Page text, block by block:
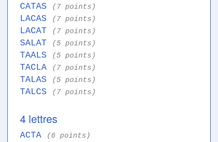
CATAS (7 points)
LACAS (7 points)
LACAT (7 points)
SALAT (5 points)
TAALS (5 points)
TACLA (7 points)
TALAS (5 points)
TALCS (7 points)
4 lettres
ACTA (6 points)